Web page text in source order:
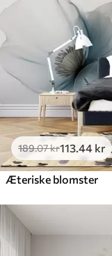
189.07kr113 .44 kr
Æteriske blomster